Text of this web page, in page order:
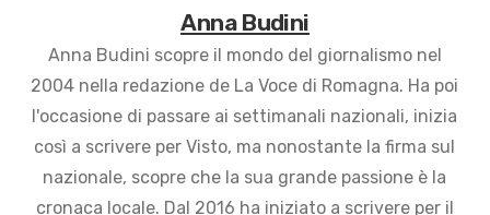
Anna Budini
Anna Budini scopre il mondo del giornalismo nel
2004 nella redazione de La Voce di Romagna. Ha poi
l'occasione di passare ai settimanali nazionali, inizia
così a scrivere per Visto, ma nonostante la firma sul
nazionale, scopre che la sua grande passione è la
cronaca locale. Dal 2016 ha iniziato a scrivere per il